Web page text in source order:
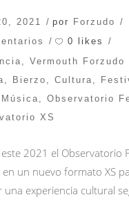
2021 por Forzudo
0 likes
, Vermouth Forzudo
, Bierzo , Cultura,
Música, Observatorio
XS
2021 el Observatorio
en un nuevo formato XS
una experiencia cultural